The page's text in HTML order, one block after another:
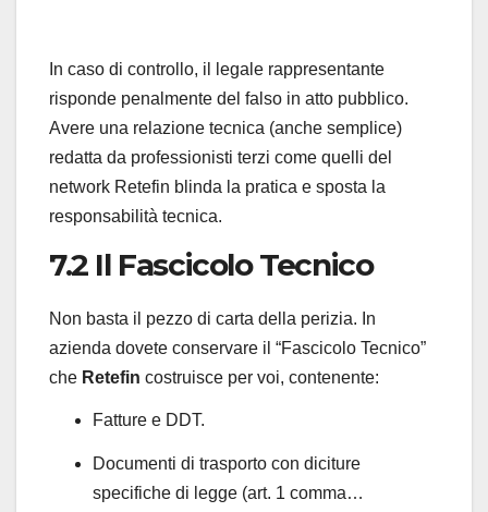
In caso di controllo, il legale rappresentante
risponde penalmente del falso in atto pubblico.
Avere una relazione tecnica (anche semplice)
redatta da professionisti terzi come quelli del
network Retefin blinda la pratica e sposta la
responsabilità tecnica.
7.2 Il Fascicolo Tecnico
Non basta il pezzo di carta della perizia. In
azienda dovete conservare il “Fascicolo Tecnico”
che Retefin costruisce per voi, contenente:
Fatture e DDT.
Documenti di trasporto con diciture
specifiche di legge (art. 1 comma…